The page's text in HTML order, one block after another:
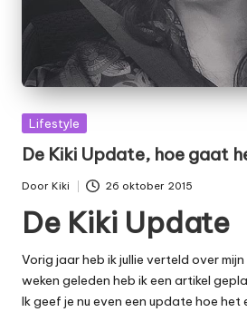
Geplaatst
Lifestyle
De Kiki Update, hoe gaat
door
Door Kiki 26 oktober 2015
De Kiki Update
Vorig jaar heb ik jullie verteld over mijn
weken geleden heb ik een artikel
Ik geef je nu even een update hoe